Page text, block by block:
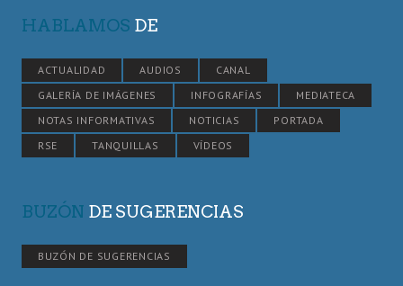
HABLAMOS DE
ACTUALIDAD AUDIOS
CANAL
GALERÍA DE IMÁGENES
INFOGRAFÍAS
MEDIATECA
NOTAS INFORMATIVAS
NOTICIAS
PORTADA
RSE
TANQUILLAS VÍDEOS
BUZÓN DE SUGERENCIAS
BUZÓN DE SUGERENCIAS